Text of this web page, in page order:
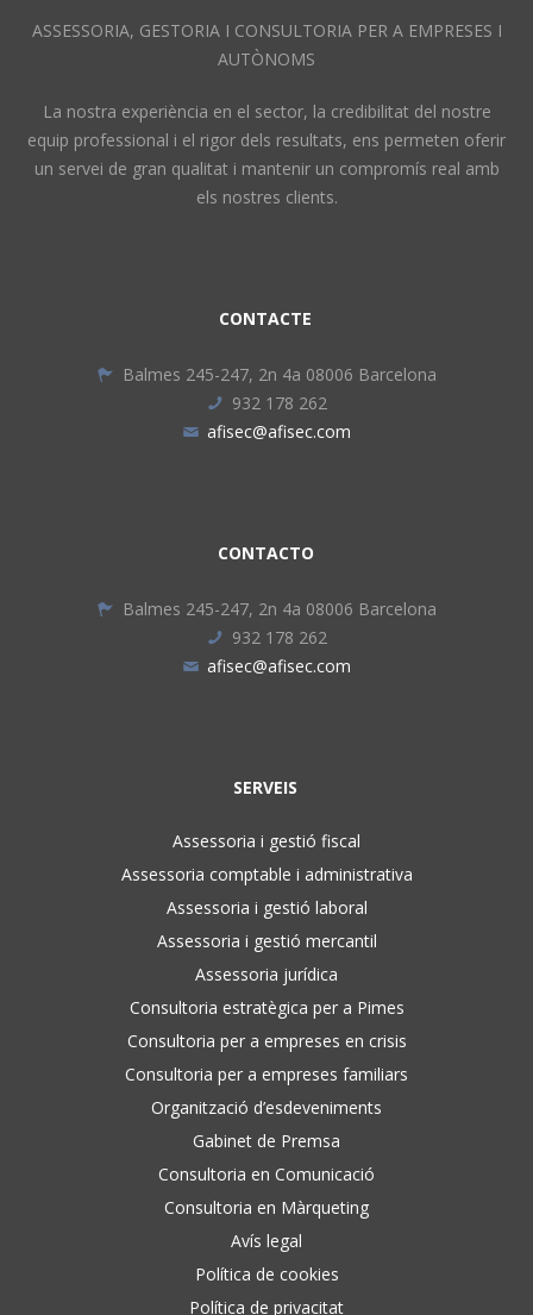
ASSESSORIA, GESTORIA I CONSULTORIA PER A EMPRESES I
AUTÒNOMS
La nostra experiència en el sector, la credibilitat del nostre
equip professional i el rigor dels resultats, ens permeten oferir
un servei de gran qualitat i mantenir un compromís real amb
els nostres clients.
CONTACTE
Balmes 245-247, 2n 4a 08006 Barcelona
932 178 262
afisec@afisec.com
CONTACTO
Balmes 245-247, 2n 4a 08006 Barcelona
932 178 262
afisec@afisec.com
SERVEIS
Assessoria i gestió fiscal
Assessoria comptable i administrativa
Assessoria i gestió laboral
Assessoria i gestió mercantil
Assessoria jurídica
Consultoria estratègica per a Pimes
Consultoria per a empreses en crisis
Consultoria per a empreses familiars
Organització d’esdeveniments
Gabinet de Premsa
Consultoria en Comunicació
Consultoria en Màrqueting
Avís legal
Política de cookies
Política de privacitat